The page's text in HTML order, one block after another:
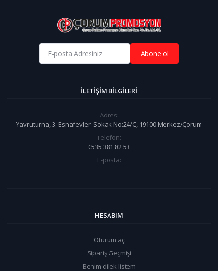
Abone ol
İLETIŞIM BILGILERI
Adres:
Yavruturna, 3. Esnafevleri Sokak No:24/C, 19100 Merkez/Çorum
Telefon:
0535 381 82 53
E-posta:
HESABIM
Oturum aç
Sipariş Geçmişi
Benim dilek listem